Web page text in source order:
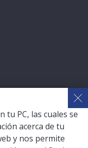
tu PC, las cuales se
acerca de tu
y nos permite